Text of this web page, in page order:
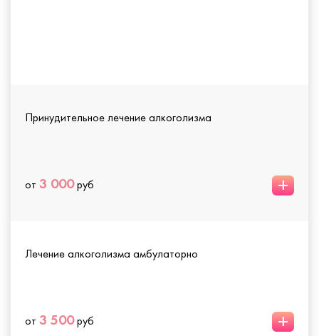
Принудительное лечение алкоголизма
от 3 000руб +
Лечение алкоголизма амбулаторно
от 3 500руб +